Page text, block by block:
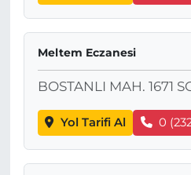
Meltem Eczanesi
BOSTANLI MAH. 1671
Yol Tarifi Al 0